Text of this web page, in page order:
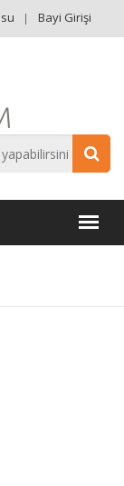
Bayi Girişi